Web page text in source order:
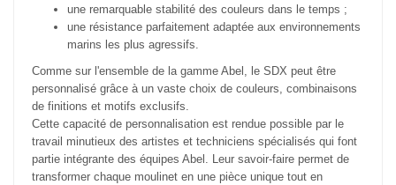
une remarquable stabilité des couleurs dans le temps ;
une résistance parfaitement adaptée aux environnements
marins les plus agressifs.
Comme sur l'ensemble de la gamme Abel, le SDX peut être
personnalisé grâce à un vaste choix de couleurs, combinaisons
de finitions et motifs exclusifs.
Cette capacité de personnalisation est rendue possible par le
travail minutieux des artistes et techniciens spécialisés qui font
partie intégrante des équipes Abel. Leur savoir-faire permet de
transformer chaque moulinet en une pièce unique tout en